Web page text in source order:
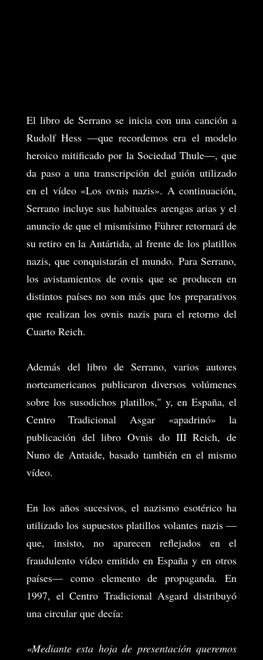
El libro de Serrano se inicia con una canción a
Rudolf Hess —que recordemos era el modelo
heroico mitificado por la Sociedad Thule—, que
da paso a una transcripción del guión utilizado
en el vídeo «Los ovnis nazis». A continuación,
Serrano incluye sus habituales arengas arias y el
anuncio de que el mismísimo Führer retornará de
su retiro en la Antártida, al frente de los platillos
nazis, que conquistarán el mundo. Para Serrano,
los avistamientos de ovnis que se producen en
distintos países no son más que los preparativos
que realizan los ovnis nazis para el retorno del
Cuarto Reich.
Además del libro de Serrano, varios autores
norteamericanos publicaron diversos volúmenes
sobre los susodichos platillos,'' y, en España, el
Centro Tradicional Asgar «apadrinó» la
publicación del libro Ovnis do III Reich, de
Nuno de Antaide, basado también en el mismo
vídeo.
En los años sucesivos, el nazismo esotérico ha
utilizado los supuestos platillos volantes nazis —
que, insisto, no aparecen reflejados en el
fraudulento vídeo emitido en España y en otros
países— como elemento de propaganda. En
1997, el Centro Tradicional Asgard distribuyó
una circular que decía:
«Mediante esta hoja de presentación queremos